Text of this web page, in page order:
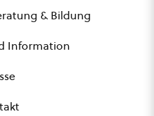
& Bildung
Information